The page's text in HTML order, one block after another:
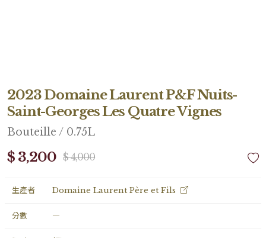
2023 Domaine Laurent P&F Nuits-
Saint-Georges Les Quatre Vignes
Bouteille / 0.75L
$ 3,200 $ 4,000
生產者 Domaine Laurent Père et Fils
分數 ―